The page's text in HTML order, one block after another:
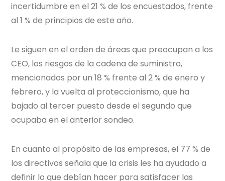
incertidumbre en el 21 % de los encuestados, frente
al 1 % de principios de este año.
Le siguen en el orden de áreas que preocupan a los
CEO, los riesgos de la cadena de suministro,
mencionados por un 18 % frente al 2 % de enero y
febrero, y la vuelta al proteccionismo, que ha
bajado al tercer puesto desde el segundo que
ocupaba en el anterior sondeo.
En cuanto al propósito de las empresas, el 77 % de
los directivos señala que la crisis les ha ayudado a
definir lo que debían hacer para satisfacer las